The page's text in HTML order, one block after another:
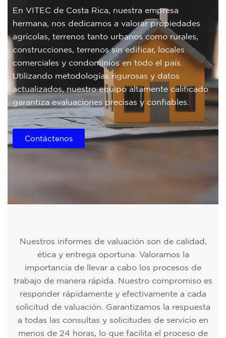
En VITEC de Costa Rica, nuestra empresa
hermana, nos dedicamos a valorar propiedades
agrícolas, terrenos tanto urbanos como rurales,
construcciones, terrenos sin edificar, locales
comerciales y condominios en todo el país.
Utilizando metodologías rigurosas y datos
actualizados, nuestro equipo altamente calificado
garantiza evaluaciones precisas y confiables.
Contáctenos
Nuestros informes de valuación son de calidad,
ética y entrega oportuna. Valoramos la
importancia de llevar a cabo los procesos de
trabajo de manera rápida. Nuestro compromiso es
responder rápidamente y efectivamente a cada
solicitud de valuación. Garantizamos la respuesta
a todas las consultas y solicitudes de servicio en
menos de 24 horas, lo que facilita el proceso de